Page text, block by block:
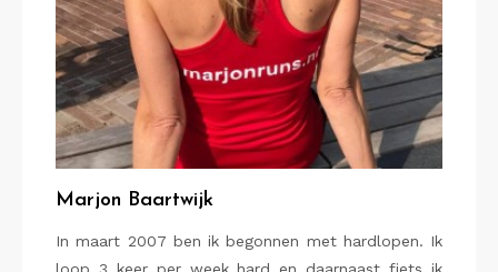
Marjon Baartwijk
In maart 2007 ben ik begonnen met hardlopen. Ik